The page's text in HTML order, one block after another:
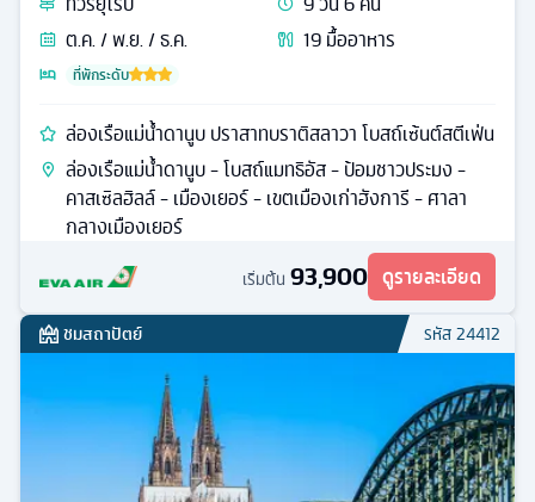
ต.ค. / พ.ย. / ธ.ค.
19มื้ออาหาร
ที่พักระดับ
ล่องเรือแม่น้ำดานูบ ปราสาทบราติสลาวา โบสถ์เซ้นต์สตีเฟ่น
ล่องเรือแม่น้ำดานูบ - โบสถ์แมทธิอัส - ป้อมชาวประมง -
คาสเซิลฮิลล์ - เมืองเยอร์ - เขตเมืองเก่าฮังการี - ศาลา
กลางเมืองเยอร์
เริ่มต้น 93,900 ดูรายละเอียด
ชมสถาปัตย์ รหัส24412